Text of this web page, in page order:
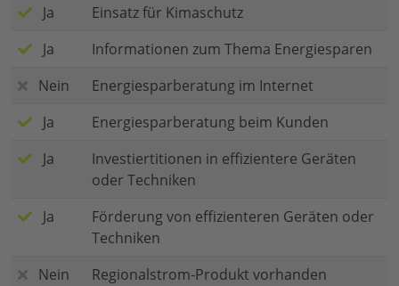
Ja
Einsatz für Kimaschutz
Ja
Informationen zum Thema Energiesparen
Nein
Energiesparberatung im Internet
Ja
Energiesparberatung beim Kunden
Ja
Investiertitionen in effizientere Geräten
oder Techniken
Ja
Förderung von effizienteren Geräten oder
Techniken
Nein
Regionalstrom-Produkt vorhanden